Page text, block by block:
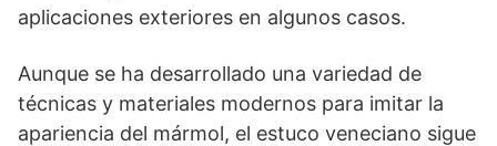
aplicaciones exteriores en algunos casos.
Aunque se ha desarrollado una variedad de
técnicas y materiales modernos para imitar la
apariencia del mármol, el estuco veneciano sigue